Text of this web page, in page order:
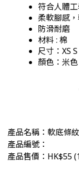
符合人體
柔軟腳感
防滑耐磨
材料 : 棉
尺寸：XS
顏色：米
產品名稱：軟底條
產品編號：
產品售價：HK$55(